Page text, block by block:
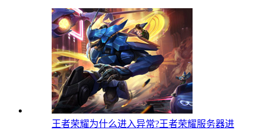
王者荣耀为什么进入异常?王者荣耀服务器进